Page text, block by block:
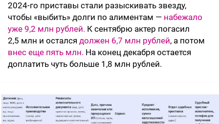
2024-го приставы стали разыскивать звезду,
чтобы «выбить» долги по алиментам — набежало
уже 9,2 млн рублей. К сентябрю актер погасил
2,5 млн и остался должен 6,7 млн рублей, а потом
внес еще пять млн. На конец декабря остается
доплатить чуть больше 1,8 млн рублей.